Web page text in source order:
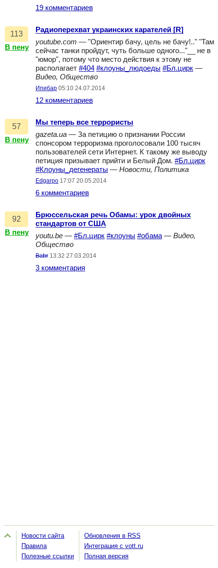
19 комментариев
113
В пену
Радиоперехват украинских карателей [R]
youtube.com — "Ориентир бачу, цель не бачу!.." "Там
сейчас танки пройдут, чуть больше одного..."__ не в
"юмор", потому что место действия к этому не
располагает #404 #клоуны_людоеды #Бл.цирк —
Видео, Общество
Ипибар 05:10 24.07.2014
12 комментариев
57
В пену
Мы теперь все террористы
gazeta.ua — За петицию о признании России
спонсором терроризма проголосовали 100 тысяч
пользователей сети Интернет. К такому же выводу
петиция призывает прийти и Белый Дом. #Бл.цирк
#Клоуны_дегенераты — Новости, Политика
Edgarpo 17:07 20.05.2014
6 комментариев
92
В пену
Брюссельская речь Обамы: урок двойных
стандартов от США
youtu.be — #Бл.цирк #клоуны #обама — Видео,
Общество
Babr 13:32 27.03.2014
3 комментария
Новости сайта
Правила
Полезные ссылки
Обновления в RSS
Интеграция с vott.ru
Полная версия